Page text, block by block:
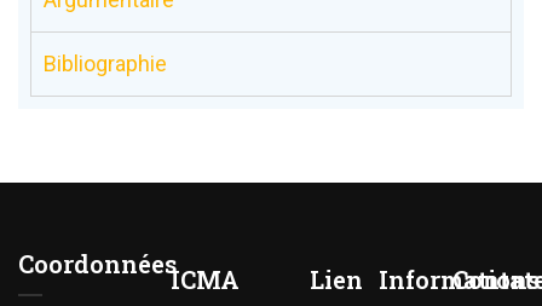
Bibliographie
CoordonnéesICMA Lien Informations